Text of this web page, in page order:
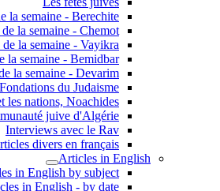
la semaine - Berechite
la semaine - Chemot
la semaine - Vayikra
la semaine - Bemidbar
la semaine - Devarim
Fondations du Judaisme
les nations, Noachides
juive d'Algérie
Interviews avec le Rav
divers en français
Articles in English
in English by subject
in English - by date